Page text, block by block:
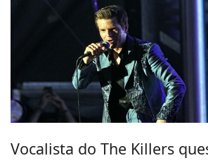
Vocalista do The Killers